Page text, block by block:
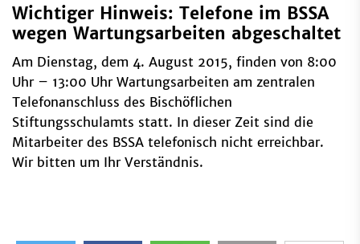
Wichtiger Hinweis: Telefone im BSSA
wegen Wartungsarbeiten abgeschaltet
Am Dienstag, dem 4. August 2015, finden von 8:00
Uhr – 13:00 Uhr Wartungsarbeiten am zentralen
Telefonanschluss des Bischöflichen
Stiftungsschulamts statt. In dieser Zeit sind die
Mitarbeiter des BSSA telefonisch nicht erreichbar.
Wir bitten um Ihr Verständnis.